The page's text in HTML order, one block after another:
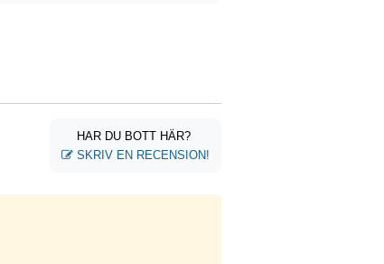
HAR DU BOTT HÄR?
SKRIV EN RECENSION!